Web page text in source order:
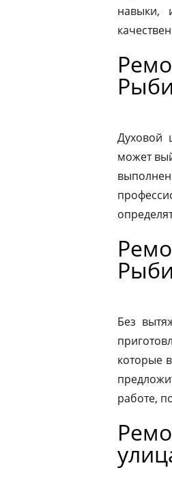
навыки,
Духовой
может
Без
которые
работе,